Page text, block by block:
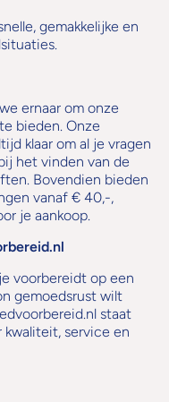
gemakkelijke en
ernaar om onze
bieden. Onze
klaar om al je vragen
het vinden van de
Bovendien bieden
vanaf € 40,-,
je aankoop.
voorbereidt op een
gemoedsrust wilt
staat
kwaliteit, service en